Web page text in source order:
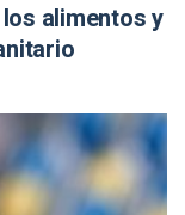
alimentos y